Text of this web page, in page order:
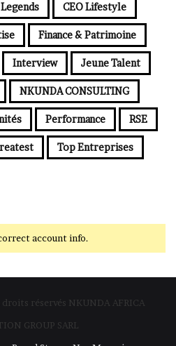
CEO Lifestyle
Finance & Patrimoine
Interview Jeune Talent
NKUNDA CONSULTING
Performance RSE
Top Entreprises
account info.
réservés NKUNDA AFRICA
GROUP SARL